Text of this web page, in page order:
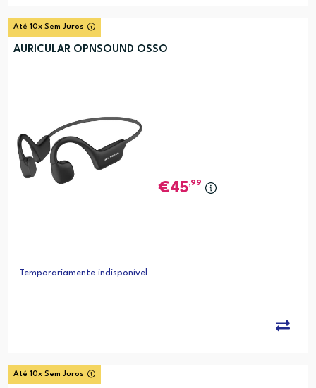
Até 10x Sem Juros
AURICULAR OPNSOUND OSSO
45,99
Temporariamente indisponível
Até 10x Sem Juros